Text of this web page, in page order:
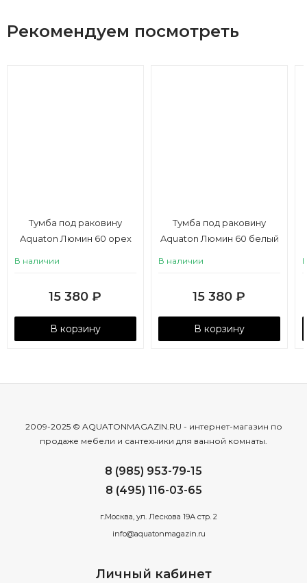
Рекомендуем посмотреть
Тумба под раковину
Aquaton Люмин 60 орех
В наличии
15 380 ₽
В корзину
Тумба под раковину
Aquaton Люмин 60 белый
В наличии
15 380 ₽
В корзину
2009-2025 © AQUATONMAGAZIN.RU - интернет-магазин по
продаже мебели и сантехники для ванной комнаты.
8 (985) 953-79-15
8 (495) 116-03-65
г.Москва, ул. Лескова 19А стр. 2
info@aquatonmagazin.ru
Личный кабинет